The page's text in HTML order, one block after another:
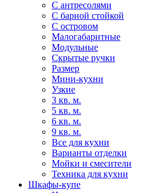
С антресолями
С барной стойкой
С островом
Малогабаритные
Модульные
Скрытые ручки
Размер
Мини-кухни
Узкие
3 кв. м.
5 кв. м.
6 кв. м.
9 кв. м.
Все для кухни
Варианты отделки
Мойки и смесители
Техника для кухни
Шкафы-купе